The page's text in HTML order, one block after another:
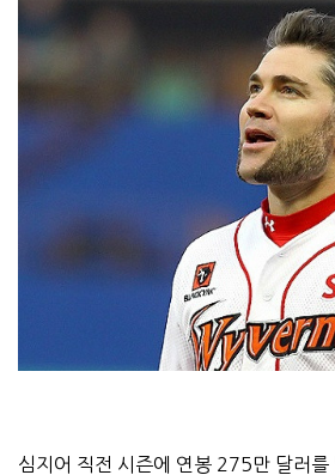
심지어 직전 시즌에 연봉 275만 달러를